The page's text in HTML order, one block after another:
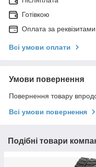
Готівкою
Оплата за реквізитами
Всі умови оплати
Умови повернення
Повернення товару
Всі умови повернення
Подібні товари